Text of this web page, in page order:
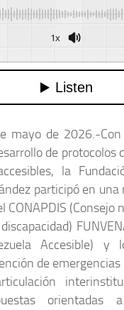
1x
mayo de 2026.-
de protocolos
la
participó en una
CONAPDIS (Consejo
Accesible) y
de emergencias
orientadas